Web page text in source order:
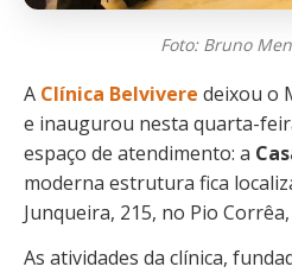
Foto: Bruno
A Clínica Belvivere deixou o
e inaugurou nesta quarta-
espaço de atendimento: a
moderna estrutura fica
Junqueira, 215, no Pio
As atividades da clínica,